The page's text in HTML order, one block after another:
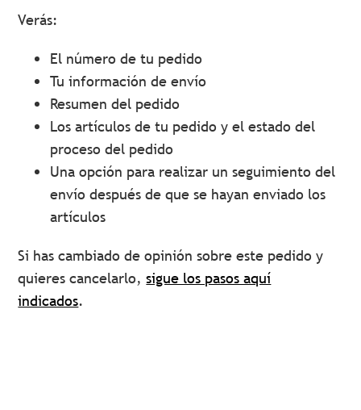
Verás:
El número de tu pedido
Tu información de envío
Resumen del pedido
Los artículos de tu pedido y el estado del
proceso del pedido
Una opción para realizar un seguimiento del
envío después de que se hayan enviado los
artículos
Si has cambiado de opinión sobre este pedido y
quieres cancelarlo,sigue los pasos aquí
indicados.